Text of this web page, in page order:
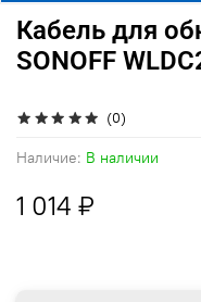
(0)
Наличие: В наличии
Кабель для
SONOFF
1 014 ₽